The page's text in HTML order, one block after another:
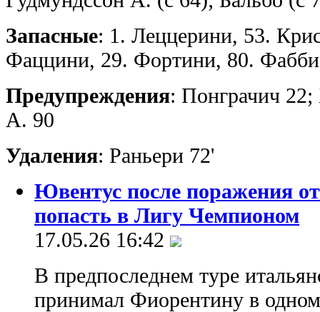
Запасные: 1. Леццерини, 53.
Фаццини, 29. Фортини, 80.
Предупреждения: Понграчич
А. 90
Удаления: Раньери 72'
Ювентус после поражения
попасть в Лигу Чемпионом
17.05.26 16:42
В предпоследнем туре
принимал Фиорентину в